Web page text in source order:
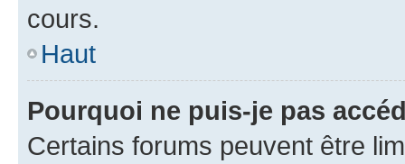
cours.
Haut
Pourquoi ne puis-je pas
Certains forums peuvent être